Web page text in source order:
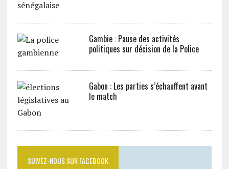
Gambie : Pause des activités
politiques sur décision de la Police
Gabon : Les parties s’échauffent avant
le match
SUIVEZ-NOUS SUR FACEBOOK